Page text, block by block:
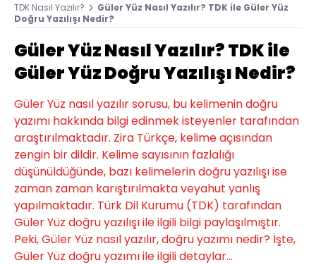
TDK Nasıl Yazılır?
Güler Yüz Nasıl Yazılır? TDK ile Güler Yüz
Doğru Yazılışı Nedir?
Güler Yüz Nasıl Yazılır? TDK ile
Güler Yüz Doğru Yazılışı Nedir?
Güler Yüz nasıl yazılır sorusu, bu kelimenin doğru
yazımı hakkında bilgi edinmek isteyenler tarafından
araştırılmaktadır. Zira Türkçe, kelime açısından
zengin bir dildir. Kelime sayısının fazlalığı
düşünüldüğünde, bazı kelimelerin doğru yazılışı ise
zaman zaman karıştırılmakta veyahut yanlış
yapılmaktadır. Türk Dil Kurumu (TDK) tarafından
Güler Yüz doğru yazılışı ile ilgili bilgi paylaşılmıştır.
Peki, Güler Yüz nasıl yazılır, doğru yazımı nedir? İşte,
Güler Yüz doğru yazımı ile ilgili detaylar...